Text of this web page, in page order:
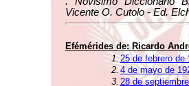
Vicente O. Cutolo - Ed.
Efémérides de:Ricardo
1.25 de febrero de
2.4 de mayo de
3. 28 de